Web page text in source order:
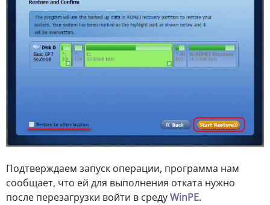
Подтверждаем запуск операции, программа нам
сообщает, что ей для выполнения отката нужно
после перезагрузки войти в средуWinPE.